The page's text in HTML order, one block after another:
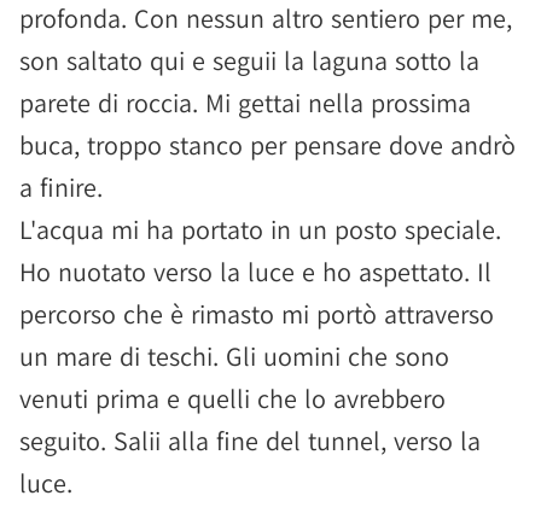
profonda. Con nessun altro sentiero per me,
son saltato qui e seguii la laguna sotto la
parete di roccia. Mi gettai nella prossima
buca, troppo stanco per pensare dove andrò
a finire.
L'acqua mi ha portato in un posto speciale.
Ho nuotato verso la luce e ho aspettato. Il
percorso che è rimasto mi portò attraverso
un mare di teschi. Gli uomini che sono
venuti prima e quelli che lo avrebbero
seguito. Salii alla fine del tunnel, verso la
luce.